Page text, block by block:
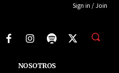
Sign in / Join
NOSOTROS